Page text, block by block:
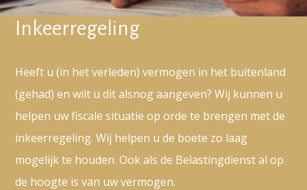
Inkeerregeling
Heeft u (in het verleden) vermogen in het buitenland
(gehad) en wilt u dit alsnog aangeven? Wij kunnen u
helpen uw fiscale situatie op orde te brengen met de
inkeerregeling. Wij helpen u de boete zo laag
mogelijk te houden. Ook als de Belastingdienst al op
de hoogte is van uw vermogen.